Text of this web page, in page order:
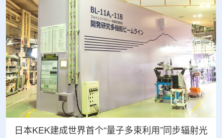
日本KEK建成世界首个“量子多束利用”同步辐射光